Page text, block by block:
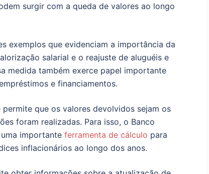
surgir com a queda de valores ao longo
exemplos que evidenciam a importância da
salarial e o reajuste de aluguéis e
medida também exerce papel importante
e financiamentos.
que os valores devolvidos sejam os
foram realizadas. Para isso, o Banco
importante ferramenta de cálculo para
inflacionários ao longo dos anos.